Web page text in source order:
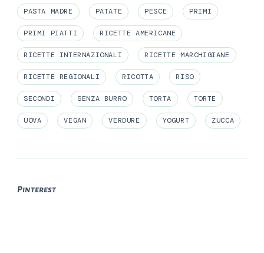
PASTA MADRE PATATE PESCE PRIMI
PRIMI PIATTI RICETTE AMERICANE
RICETTE INTERNAZIONALI RICETTE MARCHIGIANE
RICETTE REGIONALI RICOTTA RISO
SECONDI SENZA BURRO TORTA TORTE
UOVA VEGAN VERDURE YOGURT ZUCCA
Pinterest